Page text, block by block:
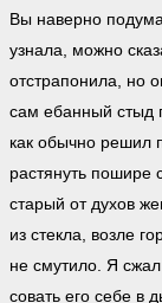
Вы наверно
узнала, можно
отстрапонила, но
сам ебанный стыд
как обычно решил
растянуть
старый от духов
из стекла, возле
не смутило. Я
совать его себе в